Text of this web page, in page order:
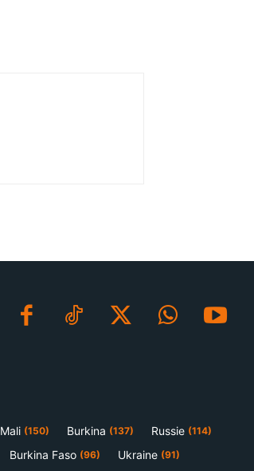
Mali (150) Burkina (137) Russie (114)
Burkina Faso (96) Ukraine (91)